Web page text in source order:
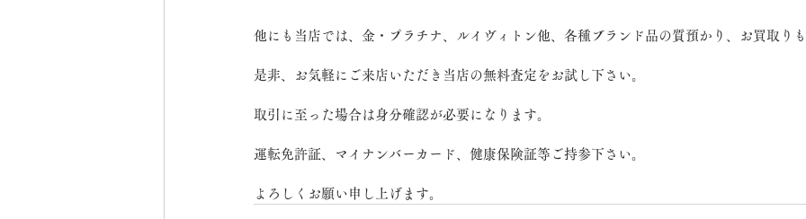
他にも当店では、金・プラチナ、ルイヴィトン他、各種ブランド品の質預かり、お買取りも
是非、お気軽にご来店いただき当店の無料査定をお試し下さい。
取引に至った場合は身分確認が必要になります。
運転免許証、マイナンバーカード、健康保険証等ご持参下さい。
よろしくお願い申し上げます。